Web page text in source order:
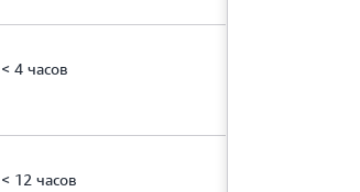
< 4 часов
< 12 часов